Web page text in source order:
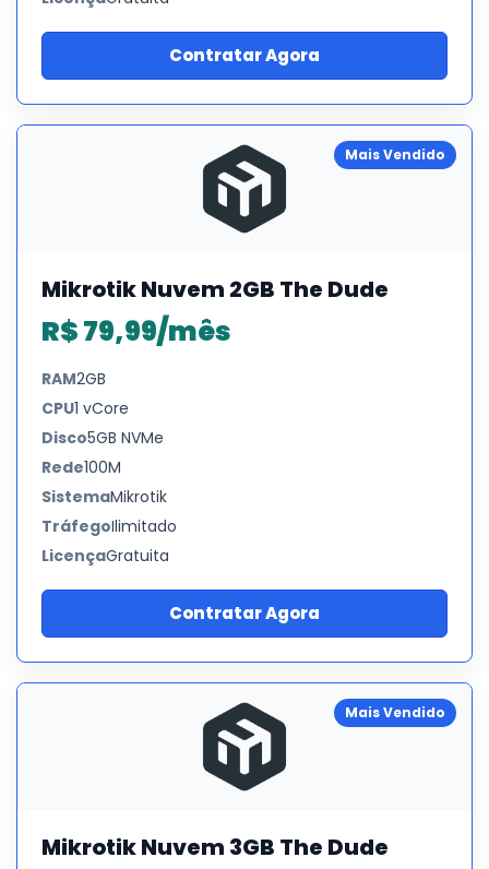
Contratar Agora
Mais Vendido
Mikrotik Nuvem 2GB The Dude
R$ 79,99/mês
RAM2GB
CPU1 vCore
Disco5GB NVMe
Rede100M
SistemaMikrotik
TráfegoIlimitado
LicençaGratuita
Contratar Agora
Mais Vendido
Mikrotik Nuvem 3GB The Dude